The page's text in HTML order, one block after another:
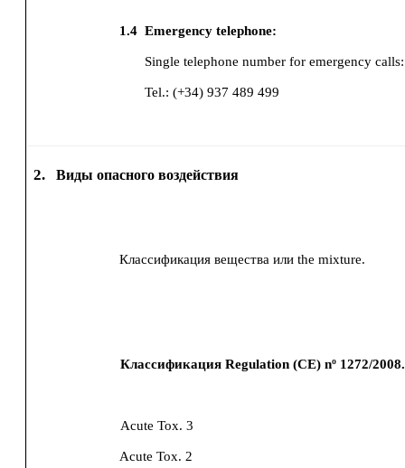
1.4 Emergency telephone:
Single telephone number for emergency
Tel.: (+34) 937 489 499
2. Виды опасного воздействия
Классификация вещества или the mixture.
Классификация Regulation (CE) nº 1272/2008.
Acute Tox. 3
Acute Tox. 2